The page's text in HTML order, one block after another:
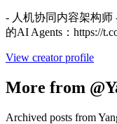
- 人机协同内容架构师
的AI Agents：https://
View creator profile
More from
Archived posts from